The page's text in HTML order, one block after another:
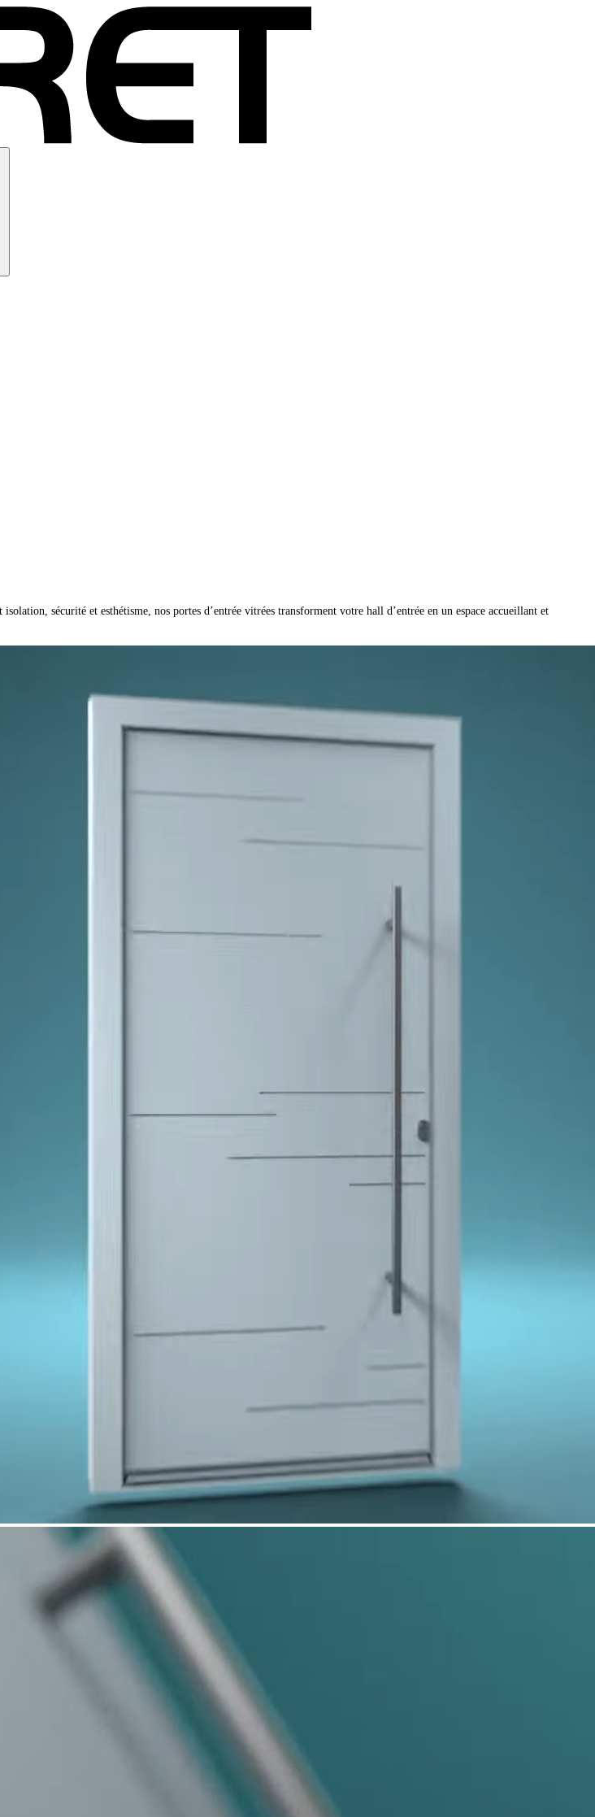
sécurité et esthétisme, nos portes d’entrée vitrées transforment votre hall d’entrée en un espace accueillant et